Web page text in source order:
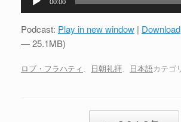
プ
ヤ
00:00
Podcast: Play in new window | Download
— 25.1MB)
ロブ・フラハティ、 日朝礼拝、 日本語カテゴ